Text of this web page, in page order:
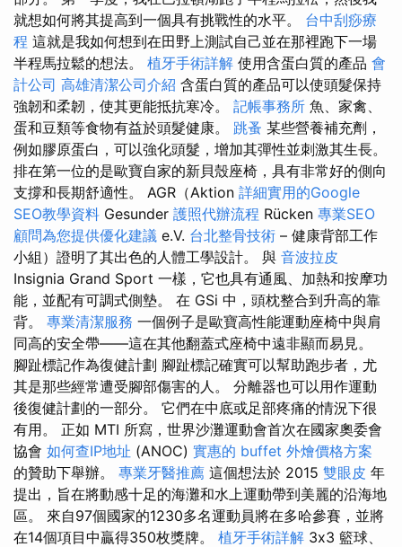
就想如何將其提高到一個具有挑戰性的水平。 台中刮痧療
程 這就是我如何想到在田野上測試自己並在那裡跑下一場
半程馬拉鬆的想法。 植牙手術詳解 使用含蛋白質的產品 會
計公司 高雄清潔公司介紹 含蛋白質的產品可以使頭髮保持
強韌和柔韌，使其更能抵抗寒冷。 記帳事務所 魚、家禽、
蛋和豆類等食物有益於頭髮健康。 跳蚤 某些營養補充劑，
例如膠原蛋白，可以強化頭髮，增加其彈性並刺激其生長。
排在第一位的是歐寶自家的新貝殼座椅，具有非常好的側向
支撐和長期舒適性。 AGR（Aktion 詳細實用的Google
SEO教學資料 Gesunder 護照代辦流程 Rücken 專業SEO
顧問為您提供優化建議 e.V. 台北整骨技術 – 健康背部工作
小組）證明了其出色的人體工學設計。 與 音波拉皮
Insignia Grand Sport 一樣，它也具有通風、加熱和按摩功
能，並配有可調式側墊。 在 GSi 中，頭枕整合到升高的靠
背。 專業清潔服務 一個例子是歐寶高性能運動座椅中與肩
同高的安全帶——這在其他翻蓋式座椅中遠非顯而易見。
腳趾標記作為復健計劃 腳趾標記確實可以幫助跑步者，尤
其是那些經常遭受腳部傷害的人。 分離器也可以用作運動
後復健計劃的一部分。 它們在中底或足部疼痛的情況下很
有用。 正如 MTI 所寫，世界沙灘運動會首次在國家奧委會
協會 如何查IP地址 (ANOC) 實惠的 buffet 外燴價格方案
的贊助下舉辦。 專業牙醫推薦 這個想法於 2015 雙眼皮 年
提出，旨在將動感十足的海灘和水上運動帶到美麗的沿海地
區。 來自97個國家的1230多名運動員將在多哈參賽，並將
在14個項目中贏得350枚獎牌。 植牙手術詳解 3x3 籃球、